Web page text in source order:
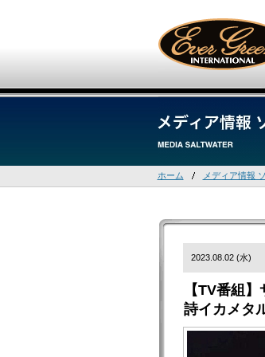
ホーム メディア情報
2023.08.02 (水)
【TV番組
詩イカメタ